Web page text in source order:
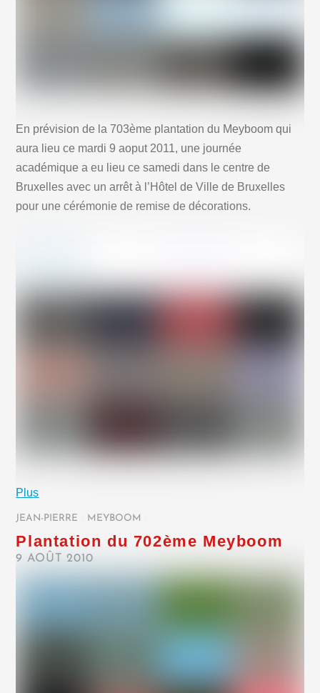
En prévision de la 703ème plantation du Meyboom qui
aura lieu ce mardi 9 aoput 2011, une journée
académique a eu lieu ce samedi dans le centre de
Bruxelles avec un arrêt à l’Hôtel de Ville de Bruxelles
pour une cérémonie de remise de décorations.
Plus
JEAN-PIERRE MEYBOOM
Plantation du 702ème Meyboom
9 AOÛT 2010